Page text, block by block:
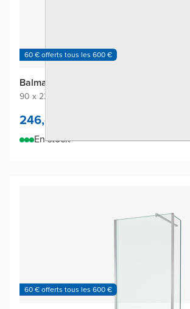
60 € offerts tous les 600 €
Balmani Piatto revêtement mural de
90 x 220 cm
246,-
En stock
60 € offerts tous les 600 €